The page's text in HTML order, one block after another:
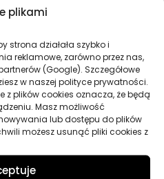
plikami
strona działała szybko i
reklamowe, zarówno przez nas,
(Google). Szczegółowe
w naszej polityce prywatności.
z plików cookies oznacza, że będą
Masz możliwość
lub dostępu do plików
możesz usunąć pliki cookies z